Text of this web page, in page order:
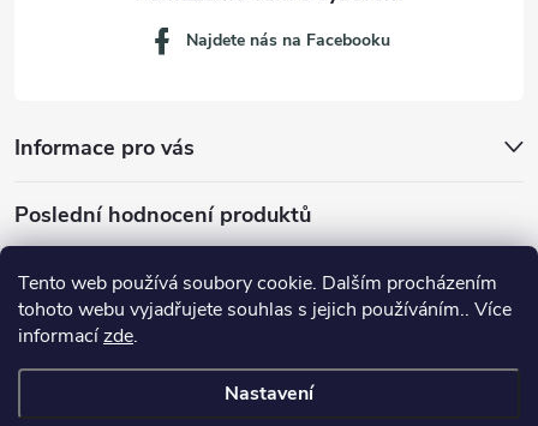
Tento web používá soubory cookie. Dalším procházením
tohoto webu vyjadřujete souhlas s jejich používáním.. Více
informacízde.
Nastavení
Informace pro vás
Najdete nás na Facebooku
Poslední hodnocení produktů
Dávkovací lžička na mletou kávu 53132C8134